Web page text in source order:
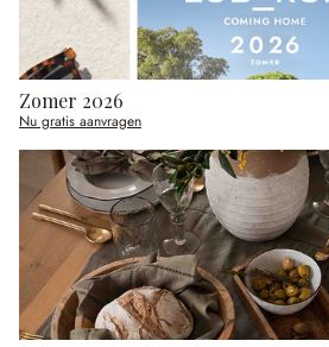
Zomer 2026
Nu gratis aanvragen